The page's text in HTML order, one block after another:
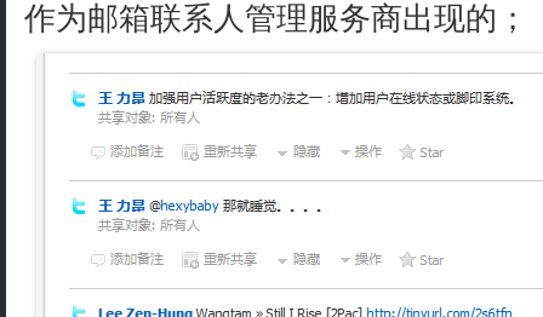
作为邮箱联系人管理服务商出现的；